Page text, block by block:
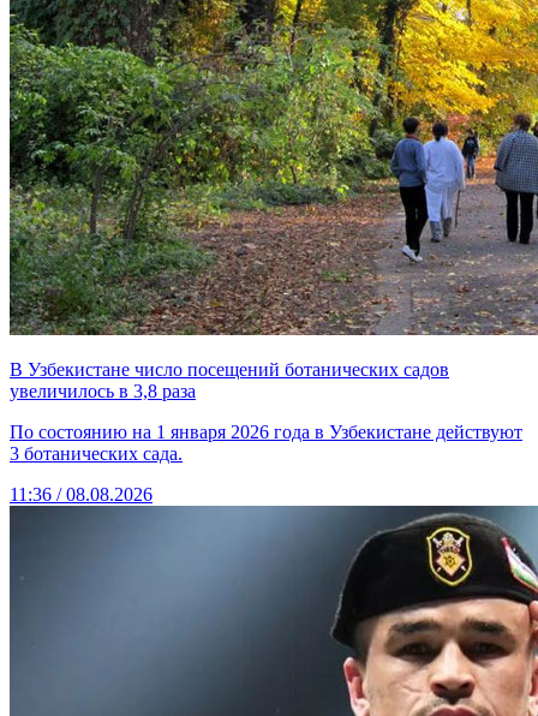
В Узбекистане число посещений ботанических садов
увеличилось в 3,8 раза
По состоянию на 1 января 2026 года в Узбекистане действуют
3 ботанических сада.
11:36 / 08.08.2026